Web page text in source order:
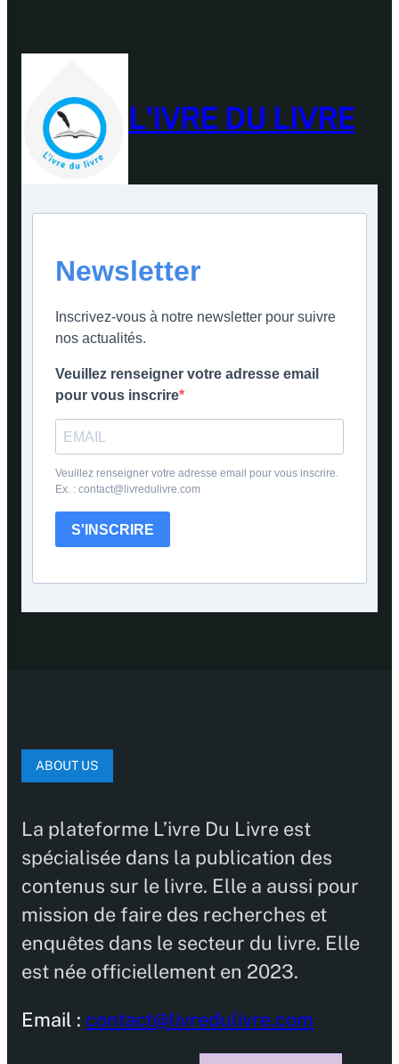
L'IVRE DU LIVRE
Newsletter
Inscrivez-vous à notre newsletter pour suivre
nos actualités.
Veuillez renseigner votre adresse email
pour vous inscrire
Veuillez renseigner votre adresse email pour vous inscrire.
Ex. : contact@livredulivre.com
S'INSCRIRE
ABOUT US
La plateforme L’ivre Du Livre est
spécialisée dans la publication des
contenus sur le livre. Elle a aussi pour
mission de faire des recherches et
enquêtes dans le secteur du livre. Elle
est née officiellement en 2023.
Email : contact@livredulivre.com